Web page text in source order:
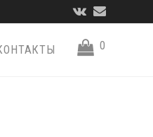
VK Email
0